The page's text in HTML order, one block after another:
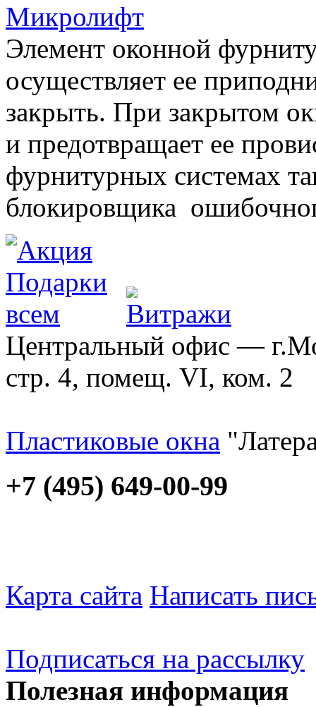
Микролифт
Элемент оконной
осуществляет ее
закрыть. При закрытом
и предотвращает ее
фурнитурных системах
блокировщика
Центральный офис —
стр. 4, помещ. VI, ком. 2
Пластиковые окна
+7 (495) 649-00-99
Карта сайта Написать
Подписаться на рассылку
Полезная информация